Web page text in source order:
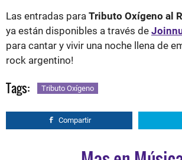
Las entradas para Tributo Oxígeno al
ya están disponibles a través de
para cantar y vivir una noche llena de
rock argentino!
Tags: Tributo Oxígeno
Compartir